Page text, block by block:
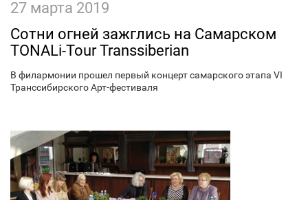
27 марта 2019
Сотни огней зажглись на Самарском
TONALi-Tour Transsiberian
В филармонии прошел первый концерт самарского этапа VI
Транссибирского Арт-фестиваля